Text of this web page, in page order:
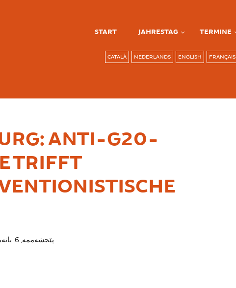
START JAHRESTAG TERMINE
CATALÀ NEDERLANDS ENGLISH FRANÇAIS
ANTI-G20-
TRIFFT
پێجشەممە, 6. بانەمەڕ 2017 - 20:00